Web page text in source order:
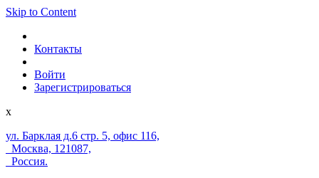
Skip to Content
Контакты
Войти
Зарегистрироваться
x
ул. Барклая д.6 стр. 5, офис 116,
Москва, 121087,
Россия.